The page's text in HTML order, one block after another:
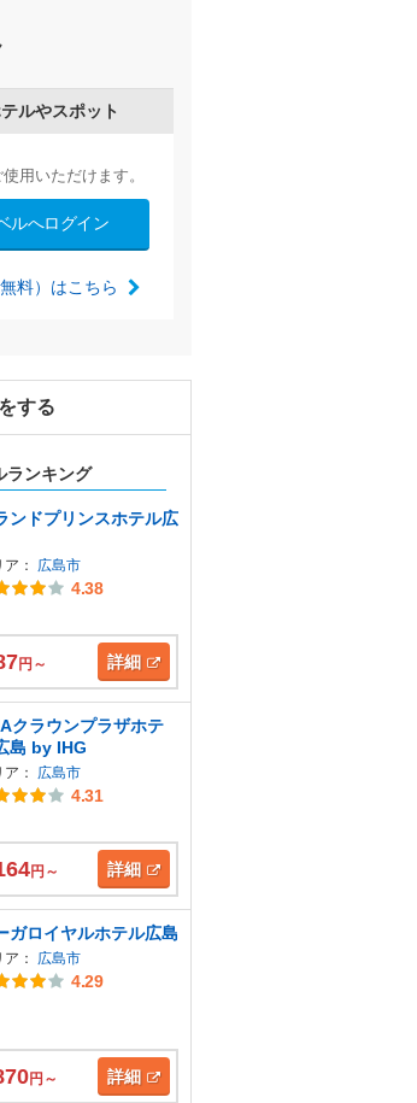
ぐり
2025/04/24～
ルやスポット
用いただけます。
ルへログイン
料）はこちら
する
ランキング
ンドプリンスホテル広
ア： 広島市
4.38
円～ 詳細
クラウンプラザホテ
島 by IHG
ア： 広島市
4.31
円～ 詳細
ガロイヤルホテル広島
ア： 広島市
4.29
円～ 詳細